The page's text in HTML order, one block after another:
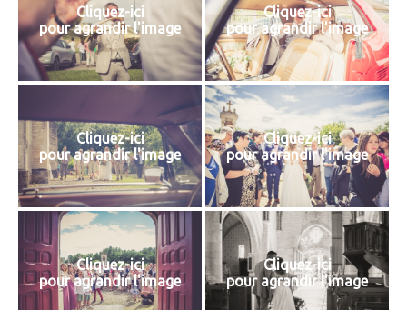
Cliquez-ici
pour agrandir l'image
Cliquez-ici
pour agrandir l'image
Cliquez-ici
pour agrandir l'image
Cliquez-ici
pour agrandir l'image
Cliquez-ici
pour agrandir l'image
Cliquez-ici
pour agrandir l'image